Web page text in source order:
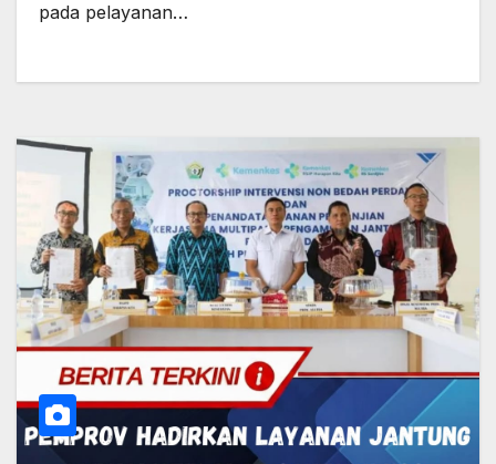
pada pelayanan…